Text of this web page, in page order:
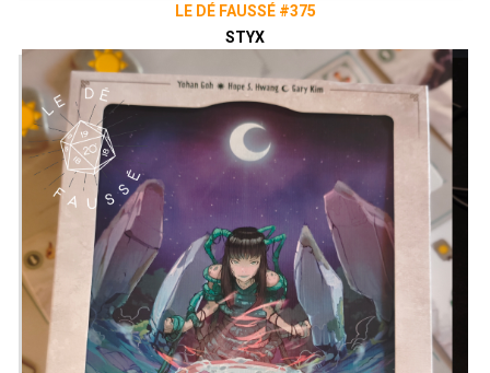
LE DÉ FAUSSÉ #375
STYX